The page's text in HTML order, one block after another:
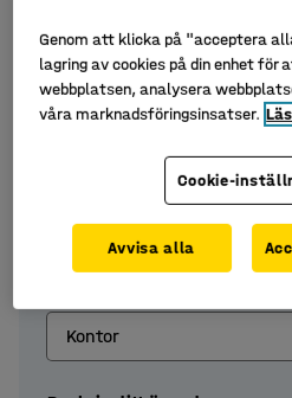
dig efter eventet!
Typ av organisation
Din e-postadress*
Mobilnummer*
Genom att klicka på "acceptera
lagring av cookies på din enhet för
webbplatsen, analysera
våra marknadsföringsinsatser.
Cookie-
Avvisa alla